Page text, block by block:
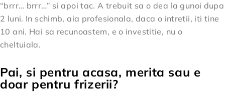
“brrr… brrr…” si apoi tac. A trebuit sa o dea la gunoi dupa
2 luni. In schimb, aia profesionala, daca o intretii, iti tine
10 ani. Hai sa recunoastem, e o investitie, nu o
cheltuiala.
Pai, si pentru acasa, merita sau e
doar pentru frizerii?